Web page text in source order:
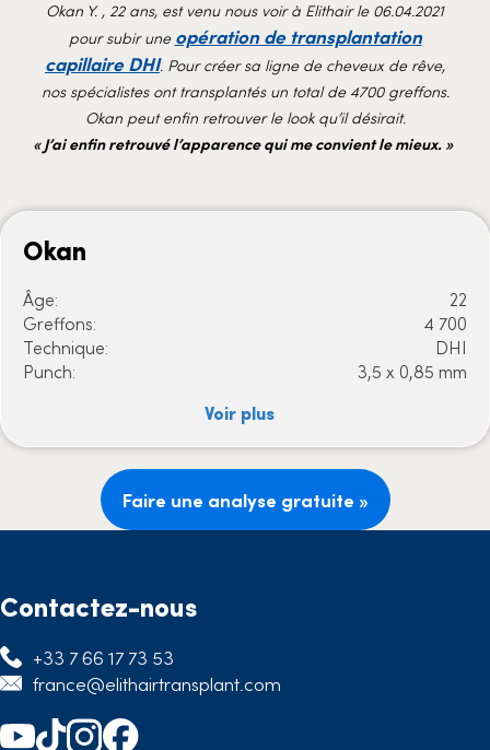
Okan Y. , 22 ans, est venu nous voir à Elithair le 06.04.2021
pour subir une opération de transplantation
capillaire DHI. Pour créer sa ligne de cheveux de rêve,
nos spécialistes ont transplantés un total de 4700 greffons.
Okan peut enfin retrouver le look qu’il désirait.
« J’ai enfin retrouvé l’apparence qui me convient le mieux. »
Okan
Âge:
22
Greffons:
4 700
Technique:
DHI
Punch:
3,5 x 0,85 mm
Voir plus
Faire une analyse gratuite »
Contactez-nous
+33 7 66 17 73 53
france@elithairtransplant.com